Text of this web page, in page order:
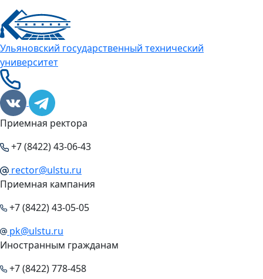
Ульяновский государственный технический
университет
Приемная ректора
+7 (8422) 43-06-43
rector@ulstu.ru
Приемная кампания
+7 (8422) 43-05-05
pk@ulstu.ru
Иностранным гражданам
+7 (8422) 778-458